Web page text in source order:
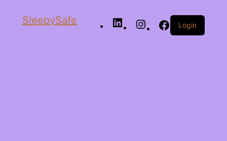
SleepySafe Login